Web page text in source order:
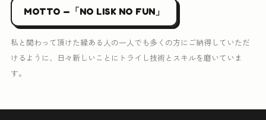
MOTTO —「NO LISK NO FUN」
私と関わって頂けた縁ある人の一人でも多くの方にご納得していただ
けるように、日々新しいことにトライし技術とスキルを磨いていま
す。